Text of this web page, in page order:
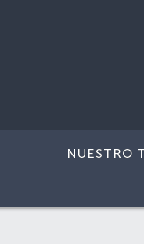
NUESTRO